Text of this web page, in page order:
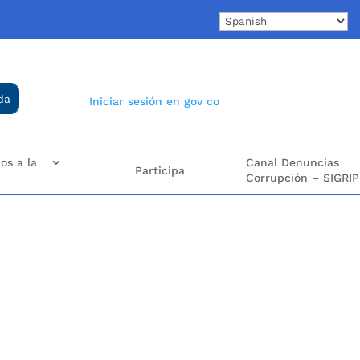
Iniciar sesión en gov co
a la
Participa
Canal Denuncias
Corrupción – SIGRIP